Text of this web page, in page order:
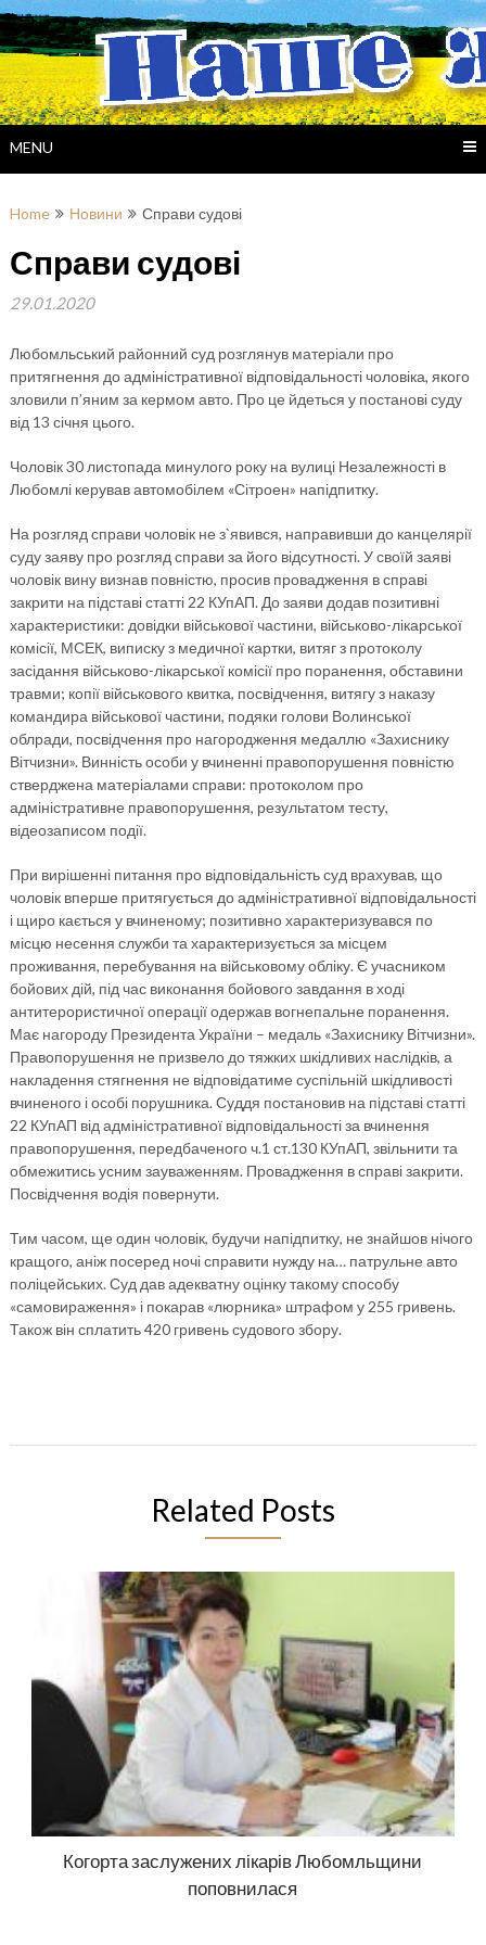
Skip
to
content
MENU
Home Новини Справи судові
Справи судові
29.01.2020
Любомльський районний суд розглянув матеріали про
притягнення до адміністративної відповідальності чоловіка, якого
зловили п’яним за кермом авто. Про це йдеться у постанові суду
від 13 січня цього.
Чоловік 30 листопада минулого року на вулиці Незалежності в
Любомлі керував автомобілем «Сітроен» напідпитку.
На розгляд справи чоловік не з`явився, направивши до канцелярії
суду заяву про розгляд справи за його відсутності. У своїй заяві
чоловік вину визнав повністю, просив провадження в справі
закрити на підставі статті 22 КУпАП. До заяви додав позитивні
характеристики: довідки військової частини, військово-лікарської
комісії, МСЕК, виписку з медичної картки, витяг з протоколу
засідання військово-лікарської комісії про поранення, обставини
травми; копії військового квитка, посвідчення, витягу з наказу
командира військової частини, подяки голови Волинської
облради, посвідчення про нагородження медаллю «Захиснику
Вітчизни». Винність особи у вчиненні правопорушення повністю
стверджена матеріалами справи: протоколом про
адміністративне правопорушення, результатом тесту,
відеозаписом події.
При вирішенні питання про відповідальність суд врахував, що
чоловік вперше притягується до адміністративної відповідальності
і щиро кається у вчиненому; позитивно характеризувався по
місцю несення служби та характеризується за місцем
проживання, перебування на військовому обліку. Є учасником
бойових дій, під час виконання бойового завдання в ході
антитерористичної операції одержав вогнепальне поранення.
Має нагороду Президента України – медаль «Захиснику Вітчизни».
Правопорушення не призвело до тяжких шкідливих наслідків, а
накладення стягнення не відповідатиме суспільній шкідливості
вчиненого і особі порушника. Суддя постановив на підставі статті
22 КУпАП від адміністративної відповідальності за вчинення
правопорушення, передбаченого ч.1 ст.130 КУпАП, звільнити та
обмежитись усним зауваженням. Провадження в справі закрити.
Посвідчення водія повернути.
Тим часом, ще один чоловік, будучи напідпитку, не знайшов нічого
кращого, аніж посеред ночі справити нужду на… патрульне авто
поліцейських. Суд дав адекватну оцінку такому способу
«самовираження» і покарав «люрника» штрафом у 255 гривень.
Також він сплатить 420 гривень судового збору.
Related Posts
Когорта заслужених лікарів Любомльщини
поповнилася